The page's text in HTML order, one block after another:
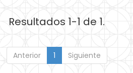
Resultados 1-1 de 1.
Anterior 1 Siguiente